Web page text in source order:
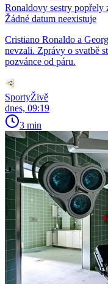
Ronaldovy sestry popřely
Žádné datum neexistuje
Cristiano Ronaldo a
nevzali. Zprávy o svatbě
pozvánce od páru.
SportyŽivě
dnes, 09:19
3 min